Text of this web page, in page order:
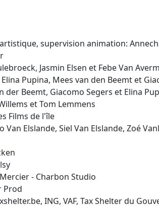
supervision animation:
Jasmin Elsen et Febe Van
Pupina, Mees van den Beemt et
der Beemt, Giacomo Segers et Elina
et Tom Lemmens
Films de l'île
Van Elslande, Siel Van Elslande, Zoé
- Charbon Studio
Prod
ING, VAF, Tax Shelter du